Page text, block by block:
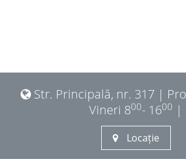
Str. Principală, nr. 317 |
Vineri 800- 1600 |
Locație